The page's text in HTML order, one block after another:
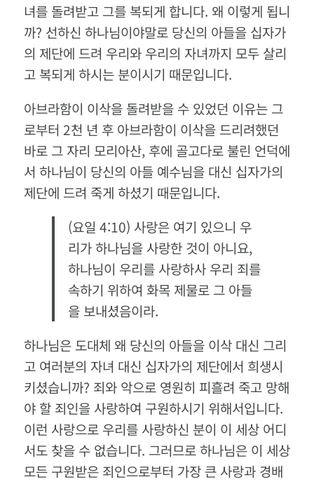
녀를 돌려받고 그를 복되게 합니다. 왜 이렇게 됩니
까? 선하신 하나님이야말로 당신의 아들을 십자가
의 제단에 드려 우리와 우리의 자녀까지 모두 살리
고 복되게 하시는 분이시기 때문입니다.
아브라함이 이삭을 돌려받을 수 있었던 이유는 그
로부터 2천 년 후 아브라함이 이삭을 드리려했던
바로 그 자리 모리아산, 후에 골고다로 불린 언덕에
서 하나님이 당신의 아들 예수님을 대신 십자가의
제단에 드려 죽게 하셨기 때문입니다.
(요일 4:10) 사랑은 여기 있으니 우
리가 하나님을 사랑한 것이 아니요,
하나님이 우리를 사랑하사 우리 죄를
속하기 위하여 화목 제물로 그 아들
을 보내셨음이라.
하나님은 도대체 왜 당신의 아들을 이삭 대신 그리
고 여러분의 자녀 대신 십자가의 제단에서 희생시
키셨습니까? 죄와 악으로 영원히 피흘려 죽고 망해
야 할 죄인을 사랑하여 구원하시기 위해서입니다.
이런 사랑으로 우리를 사랑하신 분이 이 세상 어디
서도 찾을 수 없습니다. 그러므로 하나님은 이 세상
모든 구원받은 죄인으로부터 가장 큰 사랑과 경배